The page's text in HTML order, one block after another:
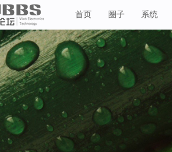
首页 圈子 系统